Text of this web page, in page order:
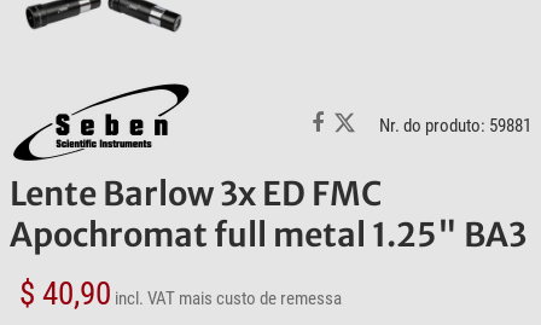
Nr. do produto: 59881
Lente Barlow 3x ED FMC
Apochromat full metal 1.25" BA3
$ 40,90 incl. VAT mais custo de remessa